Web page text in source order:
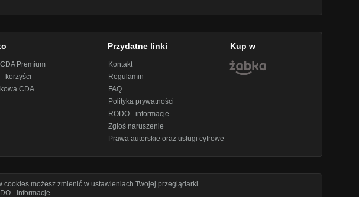
Premium
korzyści
CDA
Przydatne linki
Kontakt
Regulamin
FAQ
Polityka prywatności
RODO - informacje
Zgłoś naruszenie
Prawa autorskie oraz usługi cyfrowe
Kup w
możesz zmienić w ustawieniach Twojej przeglądarki.
- Informacje